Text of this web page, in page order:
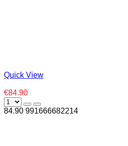
Quick View
€84.90
84.90 991666682214